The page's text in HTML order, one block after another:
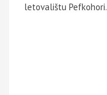
letovalištu Pefkohori.